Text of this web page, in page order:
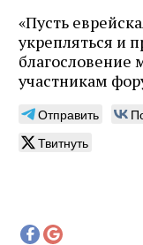
«Пусть
укрепляться и
участникам
Отправить
Твитнуть